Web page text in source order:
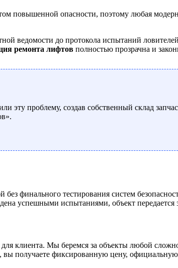
повышенной опасности, поэтому любая
ведомости до протокола испытаний
ремонта лифтов полностью прозрачна и
эту проблему, создав собственный склад
без финального тестирования систем
успешными испытаниями, объект передается
клиента. Мы беремся за объекты любой
, вы получаете фиксированную цену,